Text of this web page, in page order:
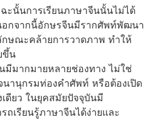
ะนั้นการเรียนภาษาจีนนั้นไม่ได้
กจากนี้อักษรจีนมีรากศัพท์พัฒนา
ษณะคล้ายการวาดภาพ ทำให้
ขึ้น
มีมากมายหลายช่องทาง ไม่ใช่
นานุกรมท่องคำศัพท์ หรือต้องเปิด
เดียว ในยุคสมัยปัจจุบันมี
เรียนรู้ภาษาจีนได้ง่ายและ